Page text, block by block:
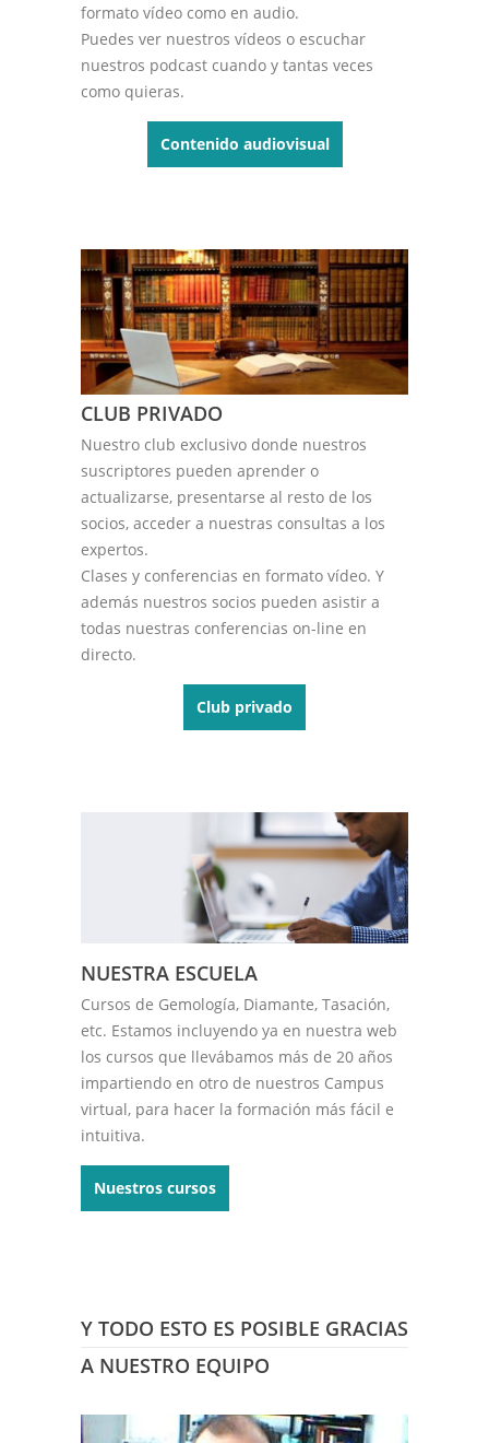
formato vídeo como en audio.
Puedes ver nuestros vídeos o escuchar
nuestros podcast cuando y tantas veces
como quieras.
Contenido audiovisual
CLUB PRIVADO
Nuestro club exclusivo donde nuestros
suscriptores pueden aprender o
actualizarse, presentarse al resto de los
socios, acceder a nuestras consultas a los
expertos.
Clases y conferencias en formato vídeo. Y
además nuestros socios pueden asistir a
todas nuestras conferencias on-line en
directo.
Club privado
NUESTRA ESCUELA
Cursos de Gemología, Diamante, Tasación,
etc. Estamos incluyendo ya en nuestra web
los cursos que llevábamos más de 20 años
impartiendo en otro de nuestros Campus
virtual, para hacer la formación más fácil e
intuitiva.
Nuestros cursos
Y TODO ESTO ES POSIBLE GRACIAS
A NUESTRO EQUIPO